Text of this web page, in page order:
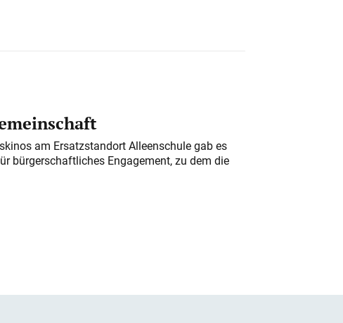
am Ersatzstandort Alleenschule gab es
bürgerschaftliches Engagement, zu dem die